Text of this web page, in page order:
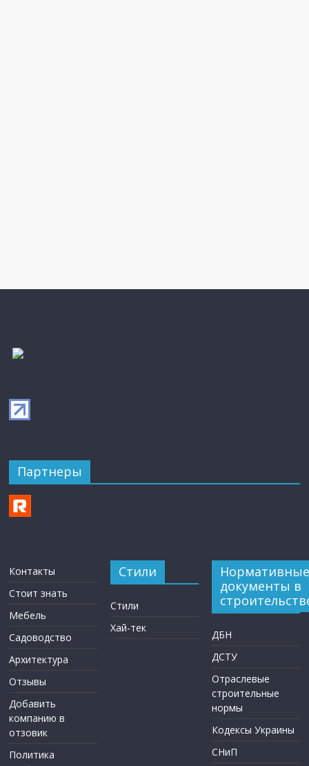
Партнеры
Контакты
Стоит знать
Мебель
Садоводство
Архитектура
Отзывы
Добавить
компанию в
отзовик
Политика
Стили
Стили
Хай-тек
Нормативные
документы в
ДБН
ДСТУ
Отраслевые
строительные
нормы
Кодексы Украины
СНиП